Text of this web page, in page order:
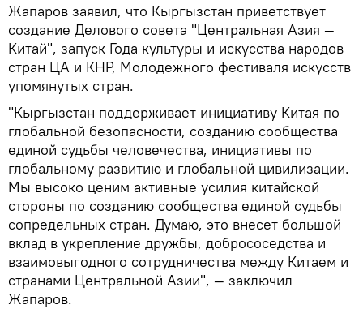
Жапаров заявил, что Кыргызстан приветствует
создание Делового совета "Центральная Азия —
Китай", запуск Года культуры и искусства народов
стран ЦА и КНР, Молодежного фестиваля искусств
упомянутых стран.
"Кыргызстан поддерживает инициативу Китая по
глобальной безопасности, созданию сообщества
единой судьбы человечества, инициативы по
глобальному развитию и глобальной цивилизации.
Мы высоко ценим активные усилия китайской
стороны по созданию сообщества единой судьбы
сопредельных стран. Думаю, это внесет большой
вклад в укрепление дружбы, добрососедства и
взаимовыгодного сотрудничества между Китаем и
странами Центральной Азии", — заключил
Жапаров.